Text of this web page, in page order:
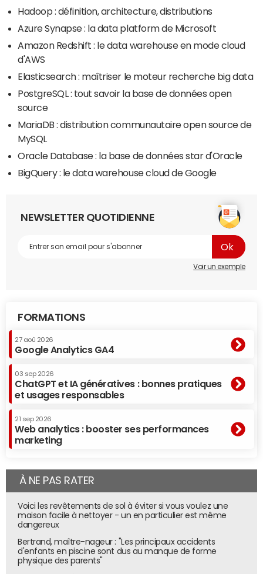
Hadoop : définition, architecture, distributions
Azure Synapse : la data platform de Microsoft
Amazon Redshift : le data warehouse en mode cloud
d'AWS
Elasticsearch : maîtriser le moteur recherche big data
PostgreSQL : tout savoir la base de données open
source
MariaDB : distribution communautaire open source de
MySQL
Oracle Database : la base de données star d'Oracle
BigQuery : le data warehouse cloud de Google
NEWSLETTER QUOTIDIENNE
Voir un exemple
FORMATIONS
27 aoû 2026
Google Analytics GA4
03 sep 2026
ChatGPT et IA génératives : bonnes pratiques
et usages responsables
21 sep 2026
Web analytics : booster ses performances
marketing
À NE PAS RATER
Voici les revêtements de sol à éviter si vous voulez une
maison facile à nettoyer - un en particulier est même
dangereux
Bertrand, maître-nageur : "Les principaux accidents
d'enfants en piscine sont dus au manque de forme
physique des parents"